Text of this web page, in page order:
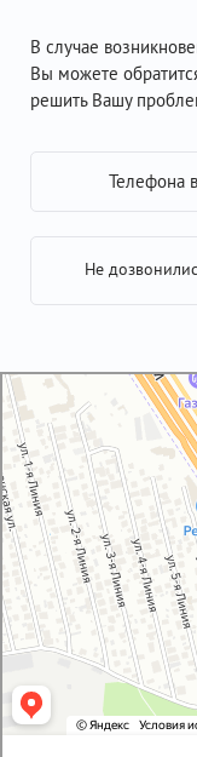
В случае
Вы можете
решить Вашу
Телефона
Не
GM-City&VAG-Repair
Автосервис, автотехцентр в
Магазин автозапчастей и